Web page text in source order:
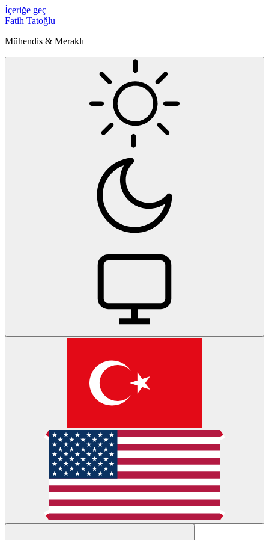
İçeriğe geç
Fatih Tatoğlu
Mühendis & Meraklı